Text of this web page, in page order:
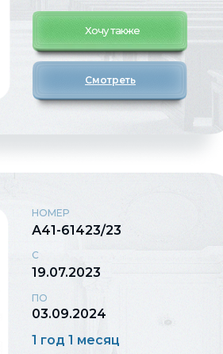
НОМЕР
А41-61423/23
С
19.07.2023
03.09.2024
ПО
1 год 1 месяц
Хочу также
Смотреть